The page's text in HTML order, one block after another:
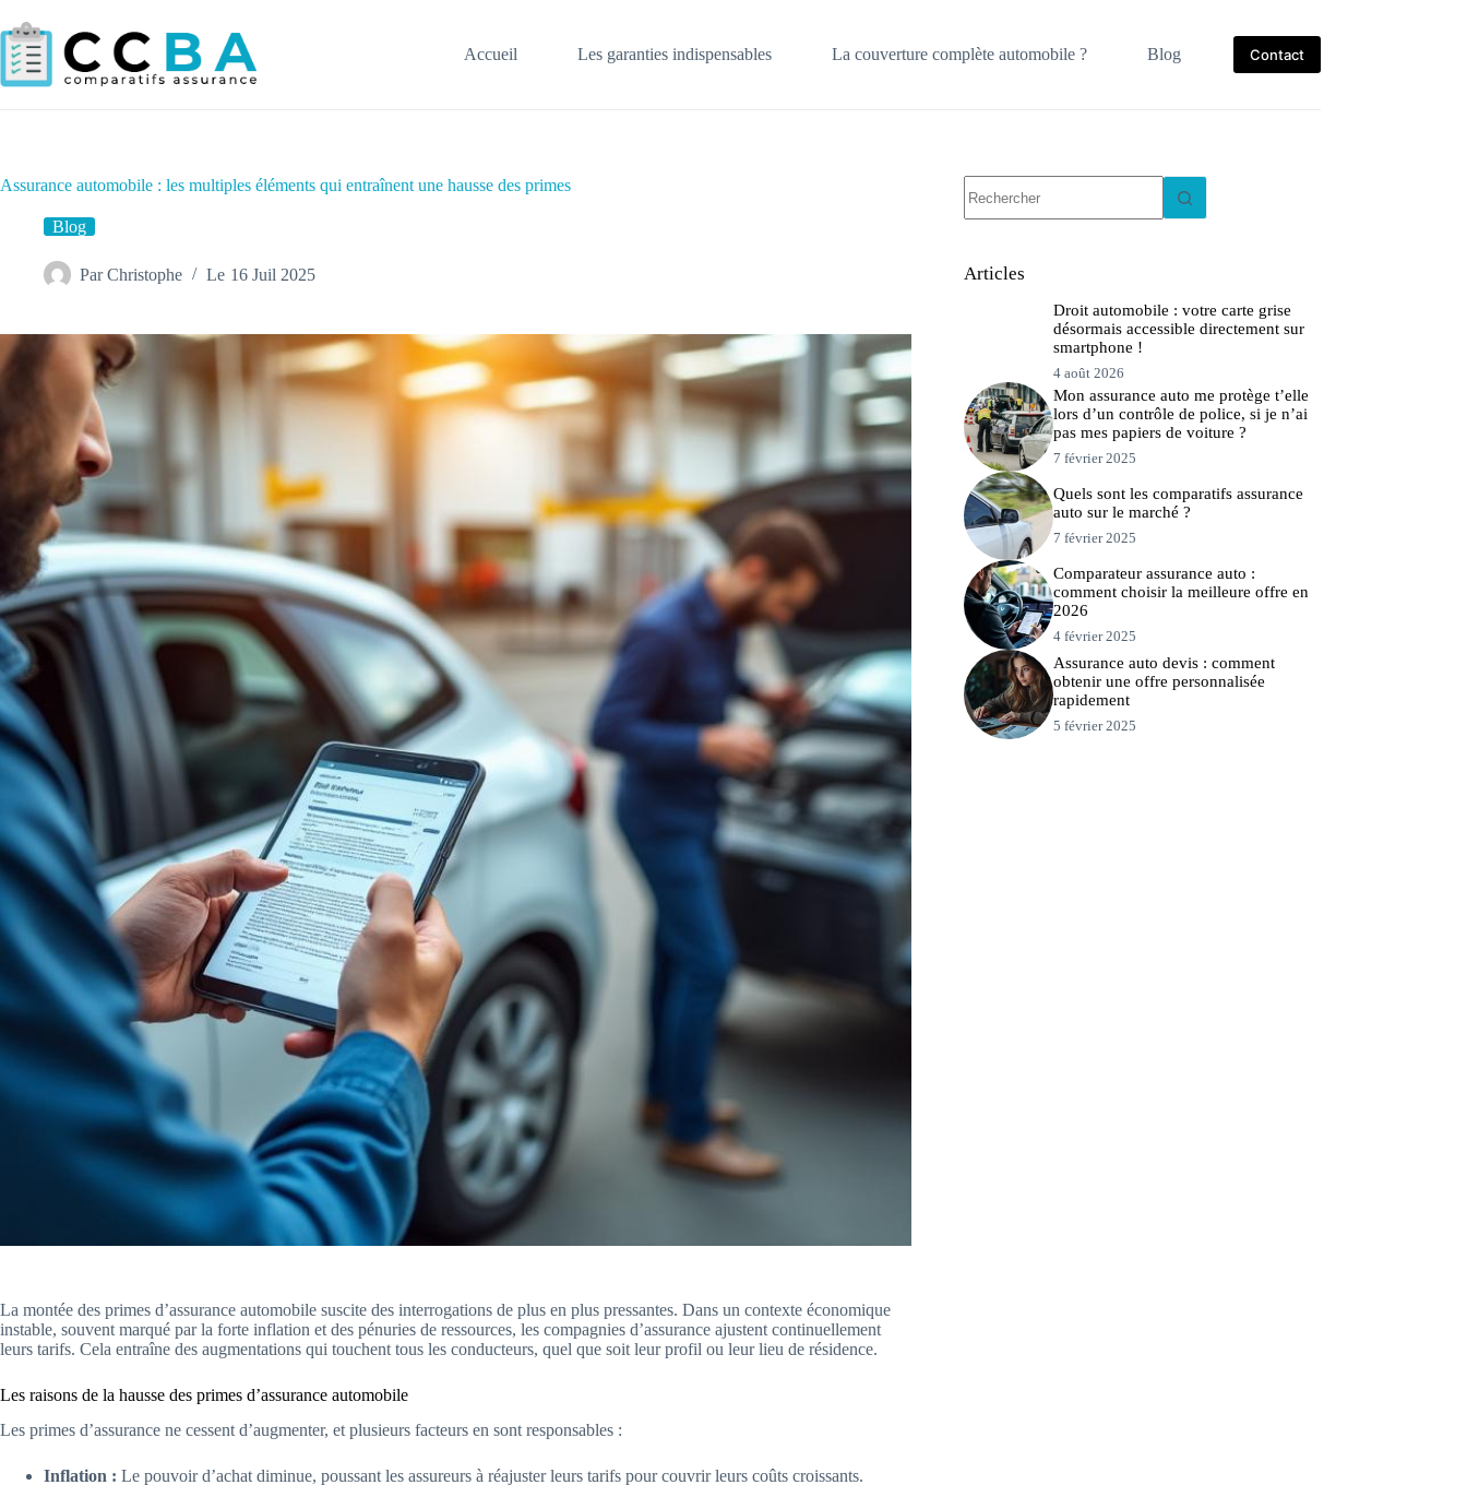
au
contenu
Accueil Les garanties indispensables La couverture complète automobile ? Blog Contact
Assurance automobile : les multiples éléments qui entraînent une hausse des primes
Blog
Par Christophe Le 16 Juil 2025
La montée des primes d’assurance automobile suscite des interrogations de plus en plus pressantes. Dans un contexte économique
instable, souvent marqué par la forte inflation et des pénuries de ressources, les compagnies d’assurance ajustent continuellement
leurs tarifs. Cela entraîne des augmentations qui touchent tous les conducteurs, quel que soit leur profil ou leur lieu de résidence.
Les raisons de la hausse des primes d’assurance automobile
Les primes d’assurance ne cessent d’augmenter, et plusieurs facteurs en sont responsables :
Inflation : Le pouvoir d’achat diminue, poussant les assureurs à réajuster leurs tarifs pour couvrir leurs coûts croissants.
résultat
Articles
Droit automobile : votre carte grise
désormais accessible directement sur
smartphone !
4 août 2026
Mon assurance auto me protège t’elle
lors d’un contrôle de police, si je n’ai
pas mes papiers de voiture ?
7 février 2025
Quels sont les comparatifs assurance
auto sur le marché ?
7 février 2025
Comparateur assurance auto :
comment choisir la meilleure offre en
2026
4 février 2025
Assurance auto devis : comment
obtenir une offre personnalisée
rapidement
5 février 2025